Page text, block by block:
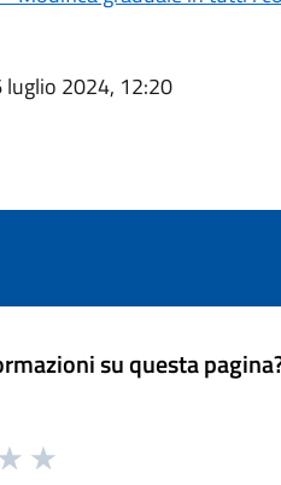
luglio 2024, 12:20
su questa